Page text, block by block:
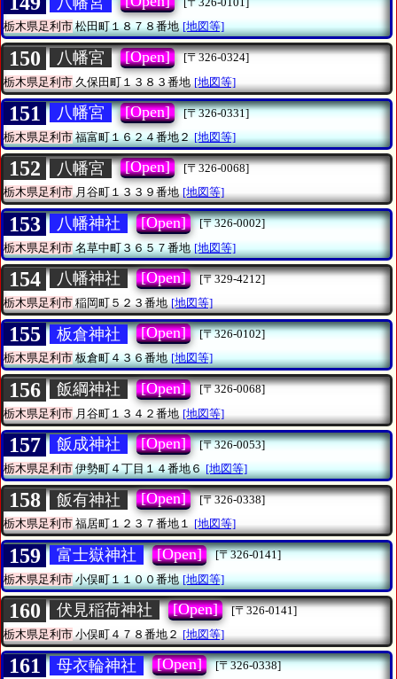
栃木県足利市松田町１８７８番地 [地図等]
150 八幡宮 [Open]
[〒326-0324]
栃木県足利市 久保田町１３８３番地 [地図等]
151 八幡宮 [Open]
[〒326-0331]
栃木県足利市福富町１６２４番地２ [地図等]
152 八幡宮 [Open]
[〒326-0068]
栃木県足利市月谷町１３３９番地 [地図等]
153 八幡神社 [Open]
[〒326-0002]
栃木県足利市名草中町３６５７番地 [地図等]
154 八幡神社 [Open]
[〒329-4212]
栃木県足利市 稲岡町５２３番地 [地図等]
155 板倉神社 [Open]
[〒326-0102]
栃木県足利市板倉町４３６番地 [地図等]
156 飯綱神社 [Open]
[〒326-0068]
栃木県足利市 月谷町１３４２番地 [地図等]
157 飯成神社 [Open]
[〒326-0053]
栃木県足利市伊勢町４丁目１４番地６ [地図等]
158 飯有神社 [Open]
[〒326-0338]
栃木県足利市福居町１２３７番地１ [地図等]
159 富士嶽神社 [Open]
[〒326-0141]
栃木県足利市小俣町１１００番地 [地図等]
160 伏見稲荷神社 [Open]
[〒326-0141]
栃木県足利市 小俣町４７８番地２ [地図等]
161 母衣輪神社 [Open]
[〒326-0338]